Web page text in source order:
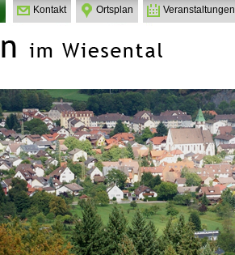
Kontakt Ortsplan Veranstaltungen